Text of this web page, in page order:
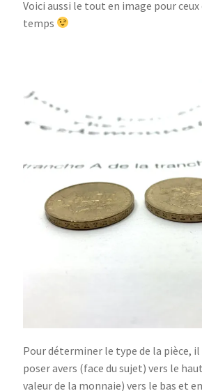
Voici aussi le tout en image pour ceux
temps
Pour déterminer le type de la pièce,
poseravers (face du sujet) vers le
valeur de la monnaie) vers le bas et